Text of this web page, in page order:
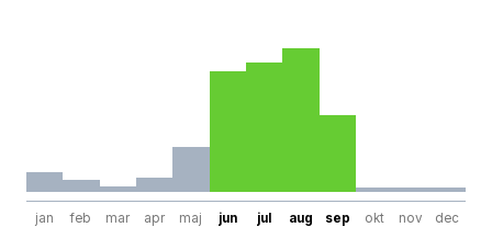
jan feb mar apr maj jun jul aug sep okt nov dec